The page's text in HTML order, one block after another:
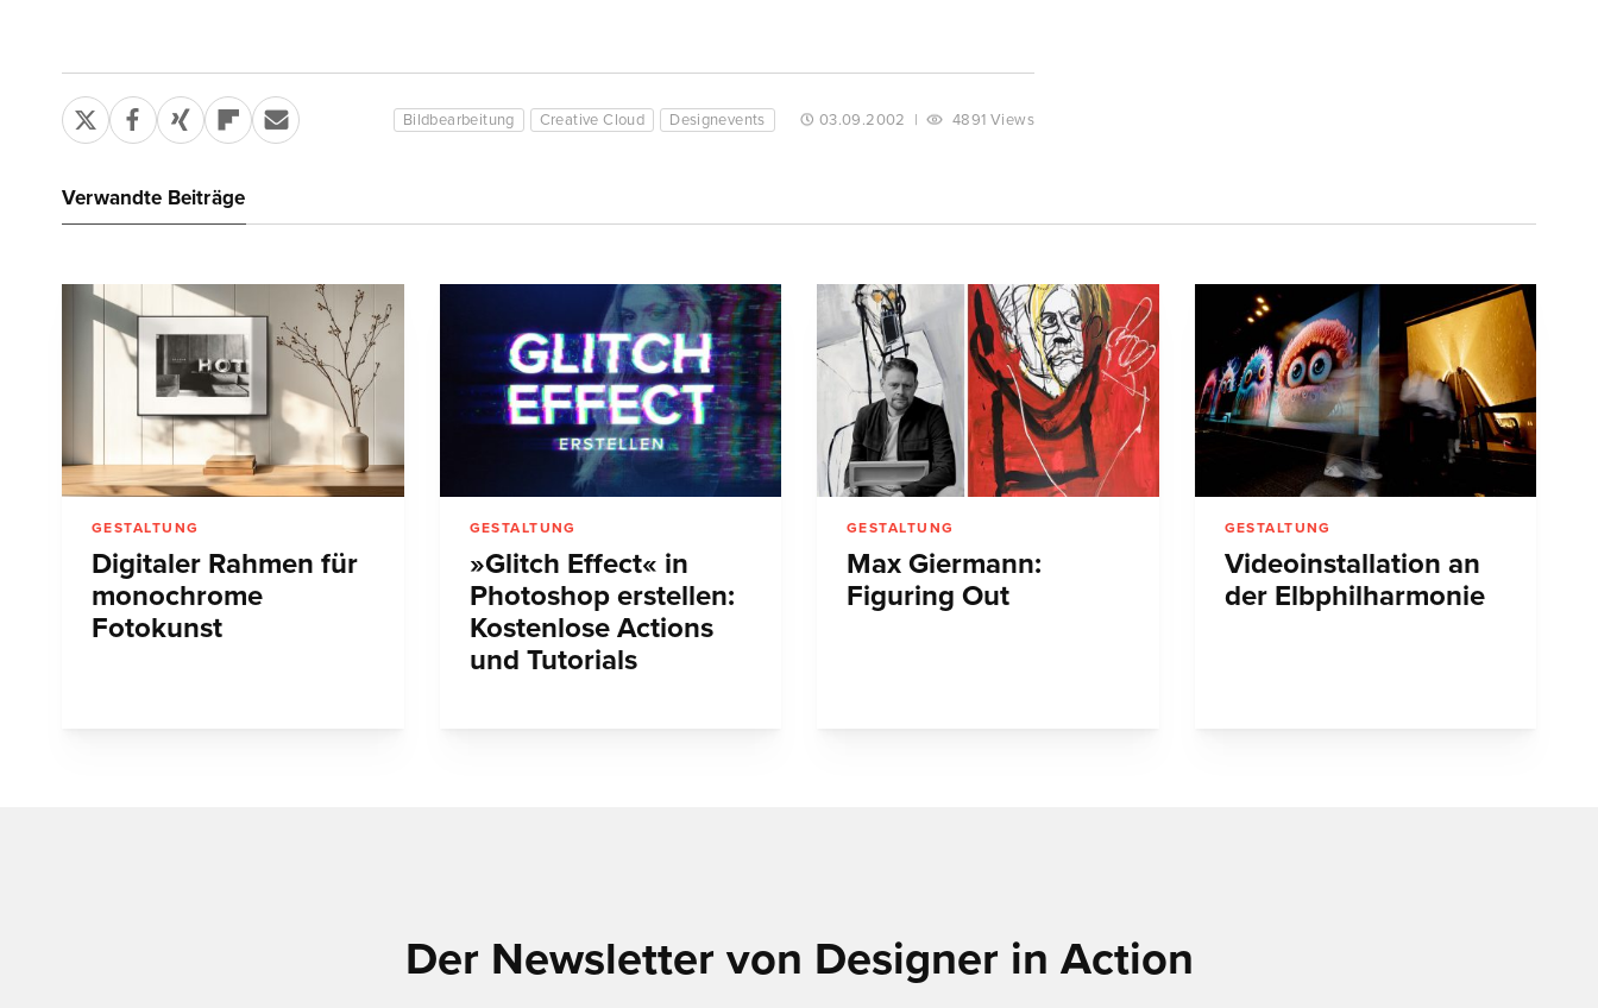
Bildbearbeitung Creative Cloud Designevents 03.09.2002 | 4891 Views
Verwandte Beiträge
GESTALTUNG
Digitaler Rahmen für
monochrome
Fotokunst
GESTALTUNG
»Glitch Effect« in
Photoshop erstellen:
Kostenlose Actions
und Tutorials
GESTALTUNG
Max Giermann:
Figuring Out
GESTALTUNG
Videoinstallation an
der Elbphilharmonie
Der Newsletter von Designer in Action